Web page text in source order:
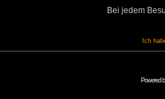
Bei jedem
Ich
Powered